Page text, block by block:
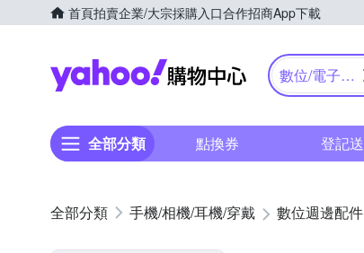
首頁拍賣企業/大宗採購入口合作招商App下載
Yahoo購物中心
數位/電子顯
全部分類 點換券 登記送
手機/相機/耳機/穿戴 數位週邊配件